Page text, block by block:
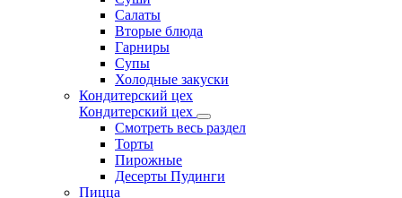
Салаты
Вторые блюда
Гарниры
Супы
Холодные закуски
Кондитерский цех
Кондитерский цех
Смотреть весь раздел
Торты
Пирожные
Десерты Пудинги
Пицца